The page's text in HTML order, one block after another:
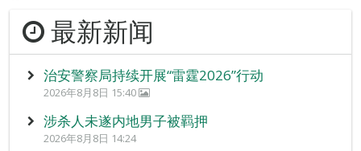
最新新闻
治安警察局持续开展“雷霆2026”行动
2026年8月8日 15:40
涉杀人未遂内地男子被羁押
2026年8月8日 14:24